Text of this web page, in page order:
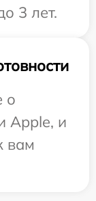
3 лет.
о
Apple, и
вам